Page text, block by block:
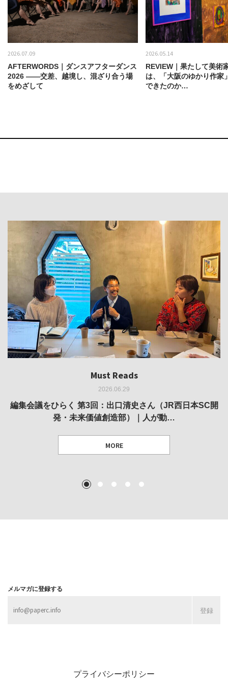
2026.07.09
AFTERWORDS｜ダンスアフターダンス
2026 ——交差、越境し、混ざり合う場
をめざして
2026.05.14
REVIEW｜果たして美術
は、「大阪のゆかり作家
できたのか…
Must Reads
2026.06.29
編集会議をひらく 第3回：出口清史さん（JR西日本SC開
発・未来価値創造部）｜人が動…
MORE
Must Reads
2026.05.14
REVIEW｜果たして美術家・梅津庸一は、「大阪のゆかり
作家」となることができたのか…
Must Reads
2026.03.11
REPORT｜博覧会の残像
MORE
Must Reads
2026.02.25
REVIEW｜菊池聡太朗 個展「余りの風景」
MORE
Must Reads
2025.10.01
REVIEW｜生の存在証明としての線——「ライフライン」
展
1 2 3 4 5
メルマガに登録する
プライバシーポリシー